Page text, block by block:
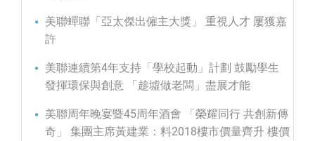
美聯蟬聯「亞太傑出僱主大獎」 重視人才 屢獲嘉
許
美聯連續第4年支持「學校起動」計劃 鼓勵學生
發揮環保與創意 「趁墟做老闆」盡展才能
美聯周年晚宴暨45周年酒會 「榮耀同行 共創新傳
奇」 集團主席黃建業：料2018樓市價量齊升 樓價